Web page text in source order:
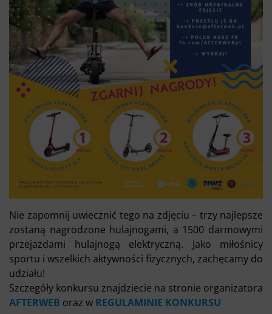
Nie zapomnij uwiecznić tego na zdjęciu – trzy najlepsze
zostaną nagrodzone hulajnogami, a 1500 darmowymi
przejazdami hulajnogą elektryczną. Jako miłośnicy
sportu i wszelkich aktywności fizycznych, zachęcamy do
udziału!
Szczegóły konkursu znajdziecie na stronie organizatora
AFTERWEB oraz w REGULAMINIE KONKURSU